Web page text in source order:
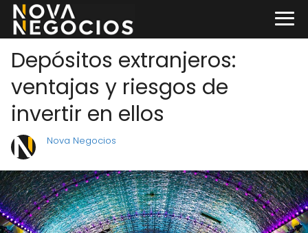
Depósitos extranjeros:
ventajas y riesgos de
invertir en ellos
Nova Negocios